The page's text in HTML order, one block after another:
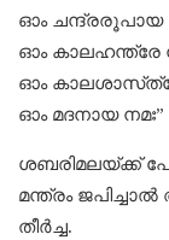
ഓം ചന്ദ്രരൂപായ
ഓം കാലഹന്ത്രേ
ഓം
ഓം മദനായ നമഃ”
ശബരിമലയ്ക്ക്
മന്ത്രം
തീർച്ച.